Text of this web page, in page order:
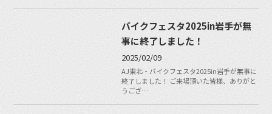
バイクフェスタ2025in岩手が無
事に終了しました！
2025/02/09
AJ東北・バイクフェスタ2025in岩手が無事に
終了しました！ ご来場頂いた皆様、ありがと
うござ…